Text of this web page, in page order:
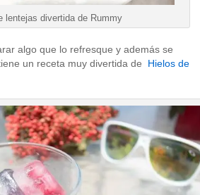
lentejas divertida de Rummy
algo que lo refresque y además se
un receta muy divertida de Hielos de